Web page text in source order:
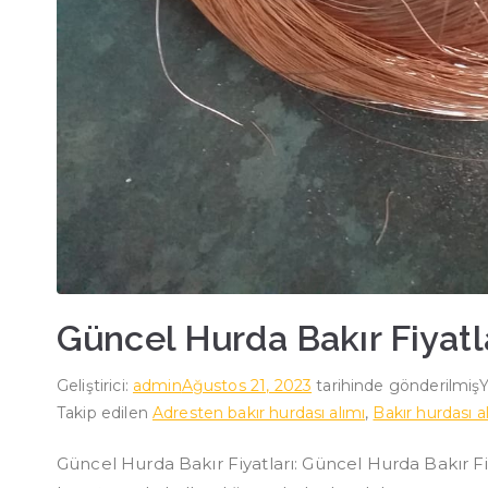
Güncel Hurda Bakır
Geliştirici: adminAğustos 21, 2023 tarihinde gönderilmiş
Takip edilen Adresten bakır hurdası alımı, Bakır hurdası
Güncel Hurda Bakır Fiyatları: Güncel Hurda Bakır